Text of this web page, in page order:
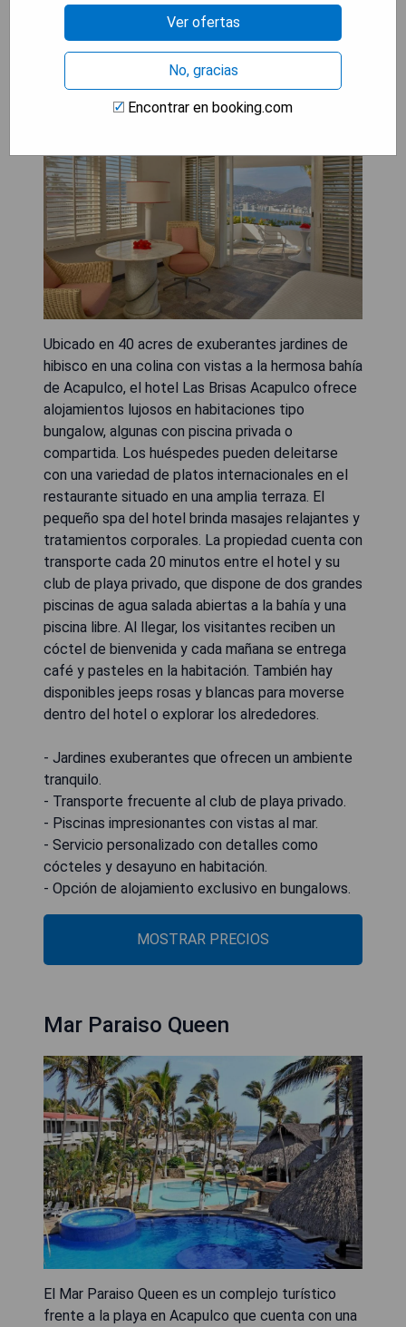
Las Brisas Acapulco
Ubicado en 40 acres de exuberantes jardines de
hibisco en una colina con vistas a la hermosa bahía
de Acapulco, el hotel Las Brisas Acapulco ofrece
alojamientos lujosos en habitaciones tipo
bungalow, algunas con piscina privada o
compartida. Los huéspedes pueden deleitarse
con una variedad de platos internacionales en el
restaurante situado en una amplia terraza. El
pequeño spa del hotel brinda masajes relajantes y
tratamientos corporales. La propiedad cuenta con
transporte cada 20 minutos entre el hotel y su
club de playa privado, que dispone de dos grandes
piscinas de agua salada abiertas a la bahía y una
piscina libre. Al llegar, los visitantes reciben un
cóctel de bienvenida y cada mañana se entrega
café y pasteles en la habitación. También hay
disponibles jeeps rosas y blancas para moverse
dentro del hotel o explorar los alrededores.
- Jardines exuberantes que ofrecen un ambiente
tranquilo.
- Transporte frecuente al club de playa privado.
- Piscinas impresionantes con vistas al mar.
- Servicio personalizado con detalles como
cócteles y desayuno en habitación.
- Opción de alojamiento exclusivo en bungalows.
MOSTRAR PRECIOS
Mar Paraiso Queen
El Mar Paraiso Queen es un complejo turístico
frente a la playa en Acapulco que cuenta con una
Ver ofertas
No, gracias
Encontrar en booking.com